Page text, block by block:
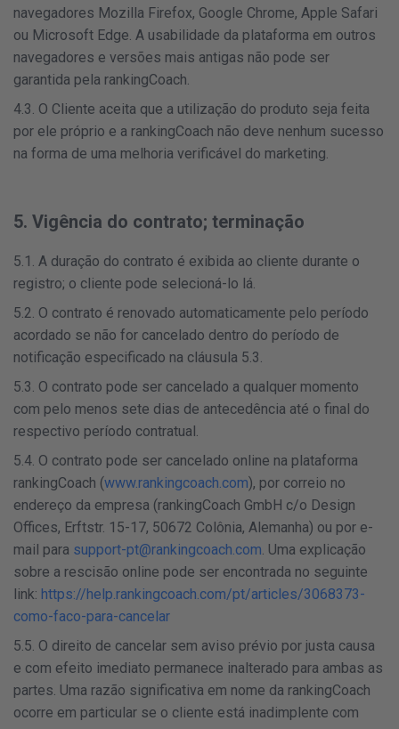
navegadores Mozilla Firefox, Google Chrome, Apple Safari
ou Microsoft Edge. A usabilidade da plataforma em outros
navegadores e versões mais antigas não pode ser
garantida pela rankingCoach.
4.3. O Cliente aceita que a utilização do produto seja feita
por ele próprio e a rankingCoach não deve nenhum sucesso
na forma de uma melhoria verificável do marketing.
5. Vigência do contrato; terminação
5.1. A duração do contrato é exibida ao cliente durante o
registro; o cliente pode selecioná-lo lá.
5.2. O contrato é renovado automaticamente pelo período
acordado se não for cancelado dentro do período de
notificação especificado na cláusula 5.3.
5.3. O contrato pode ser cancelado a qualquer momento
com pelo menos sete dias de antecedência até o final do
respectivo período contratual.
5.4. O contrato pode ser cancelado online na plataforma
rankingCoach (www.rankingcoach.com), por correio no
endereço da empresa (rankingCoach GmbH c/o Design
Offices, Erftstr. 15-17, 50672 Colônia, Alemanha) ou por e-
mail para support-pt@rankingcoach.com. Uma explicação
sobre a rescisão online pode ser encontrada no seguinte
link: https://help.rankingcoach.com/pt/articles/3068373-
como-faco-para-cancelar
5.5. O direito de cancelar sem aviso prévio por justa causa
e com efeito imediato permanece inalterado para ambas as
partes. Uma razão significativa em nome da rankingCoach
ocorre em particular se o cliente está inadimplente com